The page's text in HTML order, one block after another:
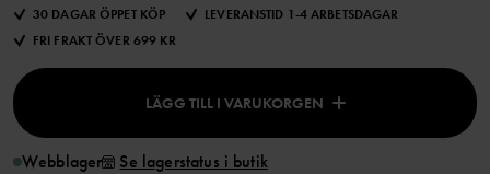
30 DAGAR ÖPPET KÖP
LEVERANSTID 1-4 ARBETSDAGAR
FRI FRAKT ÖVER 699 KR
LÄGG TILL I VARUKORGEN
Webblager Se lagerstatus i butik